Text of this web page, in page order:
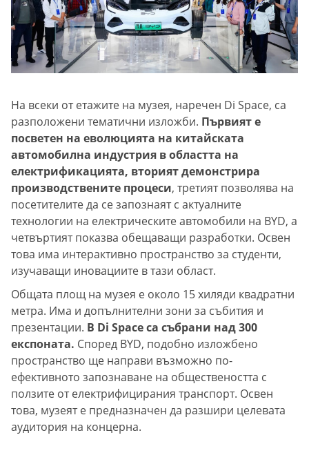
На всеки от етажите на музея, наречен Di Space, са
разположени тематични изложби. Първият е
посветен на еволюцията на китайската
автомобилна индустрия в областта на
електрификацията, вторият демонстрира
производствените процеси, третият позволява на
посетителите да се запознаят с актуалните
технологии на електрическите автомобили на BYD, а
четвъртият показва обещаващи разработки. Освен
това има интерактивно пространство за студенти,
изучаващи иновациите в тази област.
Общата площ на музея е около 15 хиляди квадратни
метра. Има и допълнителни зони за събития и
презентации. В Di Space са събрани над 300
експоната. Според BYD, подобно изложбено
пространство ще направи възможно по-
ефективното запознаване на общeствeността с
ползите от електрифицирания транспорт. Освен
това, музеят е предназначен да разшири целевата
аудитория на концерна.